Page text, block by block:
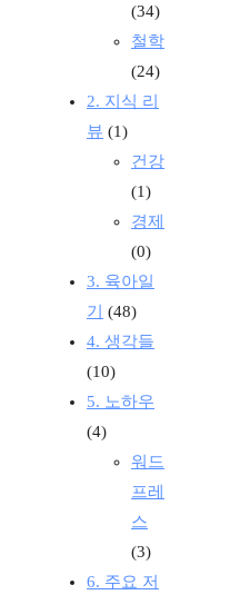
(34)
철학
(24)
2. 지식 리
뷰 (1)
건강
(1)
경제
(0)
3. 육아일
기 (48)
4. 생각들
(10)
5. 노하우
(4)
워드
프레
스
(3)
6. 주요 저